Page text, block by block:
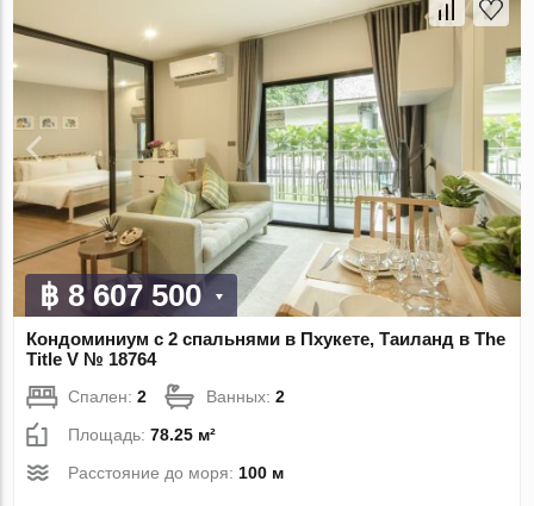
฿ 8 607 500
Кондоминиум с 2 спальнями в Пхукете, Таиланд в The
Title V № 18764
Спален:2 Ванных:2
Площадь:78.25 м²
Расстояние до моря: 100 м